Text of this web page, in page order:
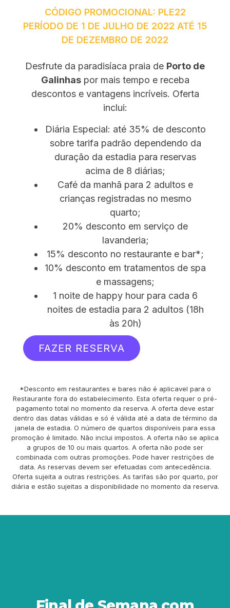
CÓDIGO PROMOCIONAL: PLE22
PERÍODO DE 1 DE JULHO DE 2022 ATÉ 15
DE DEZEMBRO DE 2022
Desfrute da paradisíaca praia de Porto de
Galinhaspor mais tempo e receba
descontos e vantagens incríveis. Oferta
inclui:
Diária Especial: até 35% de desconto
sobre tarifa padrão dependendo da
duração da estadia para reservas
acima de 8 diárias;
Café da manhã para 2 adultos e
crianças registradas no mesmo
quarto;
20% desconto em serviço de
lavanderia;
15% desconto no restaurante e bar*;
10% desconto em tratamentos de spa
e massagens;
1 noite de happy hour para cada 6
noites de estadia para 2 adultos (18h
às 20h)
FAZER RESERVA
*Desconto em restaurantes e bares não é aplicavel para o
Restaurante fora do estabelecimento. Esta oferta requer o pré-
pagamento total no momento da reserva. A oferta deve estar
dentro das datas válidas e só é válida até a data de término da
janela de estadia. O número de quartos disponíveis para essa
promoção é limitado. Não inclui impostos. A oferta não se aplica
a grupos de 10 ou mais quartos. A oferta não pode ser
combinada com outras promoções. Pode haver restrições de
data. As reservas devem ser efetuadas com antecedência.
Oferta sujeita a outras restrições. As tarifas são por quarto, por
diária e estão sujeitas a disponibilidade no momento da reserva.